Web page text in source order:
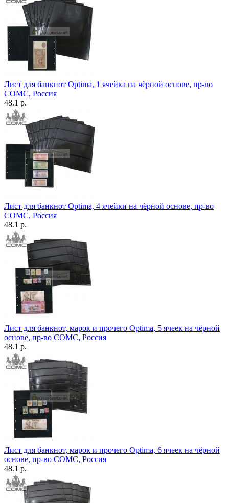
Лист для банкнот Optima, 1 ячейка на чёрной основе, пр-во
СОМС, Россия
48.1 р.
Лист для банкнот Optima, 4 ячейки на чёрной основе, пр-во
СОМС, Россия
48.1 р.
Лист для банкнот, марок и прочего Optima, 5 ячеек на чёрной
основе, пр-во СОМС, Россия
48.1 р.
Лист для банкнот, марок и прочего Optima, 6 ячеек на чёрной
основе, пр-во СОМС, Россия
48.1 р.